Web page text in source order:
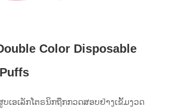
Color Disposable
ເອເລັກໂຕຣນິກຖືກກວດສອບຢ່າງເຂັ້ມງວດ